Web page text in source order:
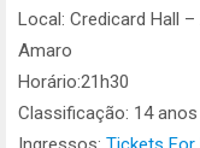
Local: Credicard Hall
Amaro
Horário:21h30
Classificação: 14 anos